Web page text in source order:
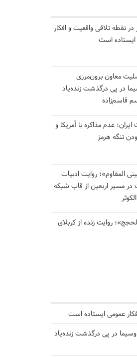
در نقطه تلاقی واقعیت و افکار
است
معاون برون‌مرزی
در پی درگذشت زنده‌یاد
قاسم‌زاده
ایران؛ عدم مذاکره با آمریکا و
تنگه هرمز
المقاوم»؛ روایت ادبیات
در مسیر اربعین از قاب شبکه
روایت زنده از کربلای
عمومی ایستاده است
در پی درگذشت زنده‌یاد